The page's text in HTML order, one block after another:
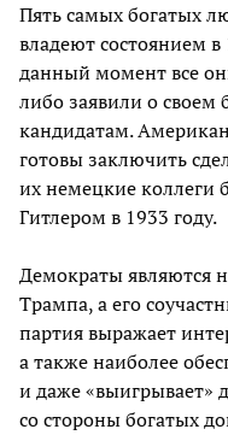
Пять самых богатых
владеют состоянием
данный момент все
либо заявили о своем
кандидатам.
готовы заключить
их немецкие коллеги
Гитлером в 1933 году.
Демократы являются
Трампа, а его
партия выражает
а также наиболее
и даже «выигрывает»
со стороны богатых